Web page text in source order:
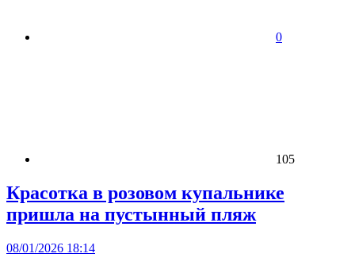
0
105
Красотка в розовом купальнике
пришла на пустынный пляж
08/01/2026 18:14